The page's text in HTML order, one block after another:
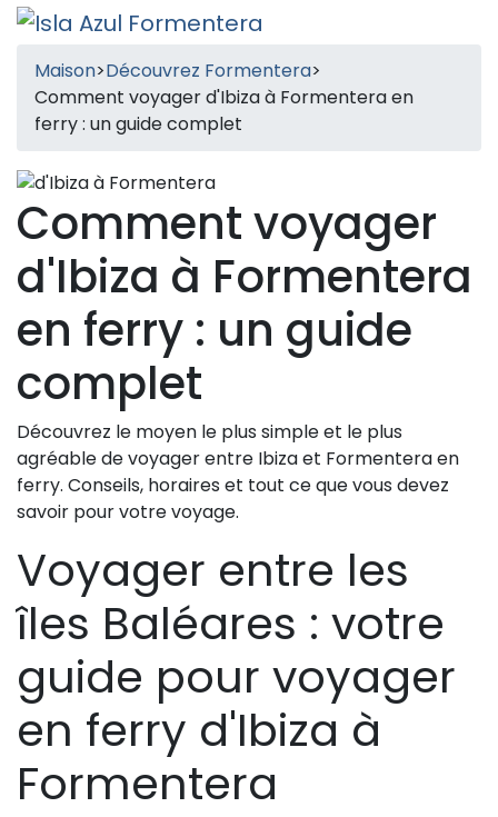
Maison>Découvrez Formentera>
Comment voyager d'Ibiza à Formentera en
ferry : un guide complet
Comment voyager
d'Ibiza à Formentera
en ferry : un guide
complet
Découvrez le moyen le plus simple et le plus
agréable de voyager entre Ibiza et Formentera en
ferry. Conseils, horaires et tout ce que vous devez
savoir pour votre voyage.
Voyager entre les
îles Baléares : votre
guide pour voyager
en ferry d'Ibiza à
Formentera